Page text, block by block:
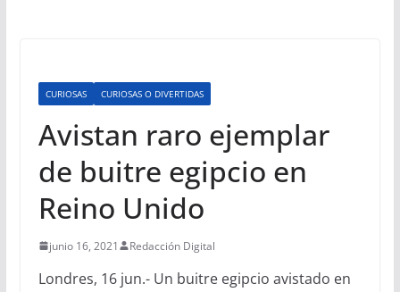
CURIOSAS CURIOSAS O DIVERTIDAS
Avistan raro ejemplar
de buitre egipcio en
Reino Unido
junio 16, 2021 Redacción Digital
Londres, 16 jun.- Un buitre egipcio avistado en